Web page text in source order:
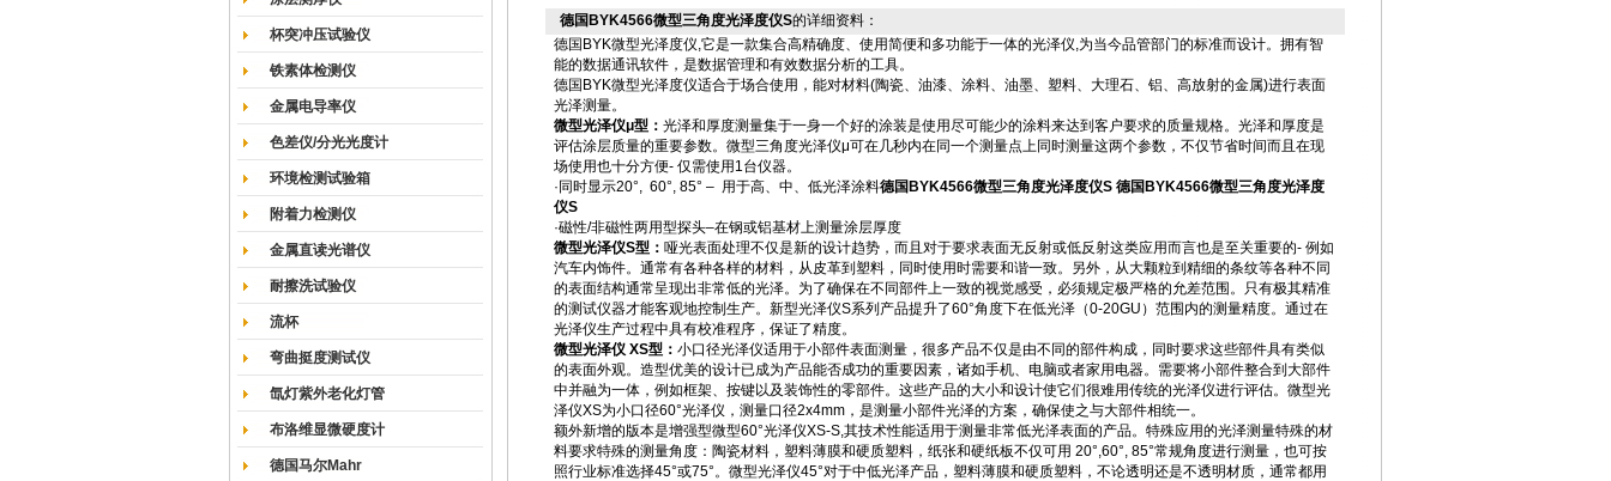
杯突冲压试验仪
铁素体检测仪
金属电导率仪
色差仪/分光光度计
环境检测试验箱
附着力检测仪
金属直读光谱仪
耐擦洗试验仪
流杯
弯曲挺度测试仪
氙灯紫外老化灯管
布洛维显微硬度计
德国马尔Mahr
德国BYK4566微型三角度光泽度仪S的详细资料：
德国BYK微型光泽度仪,它是一款集合高精确度、使用简便和多功能于一体的光泽仪,为当今品管部门的标准而设计。拥有智
能的数据通讯软件，是数据管理和有效数据分析的工具。
德国BYK微型光泽度仪适合于场合使用，能对材料(陶瓷、油漆、涂料、油墨、塑料、大理石、铝、高放射的金属)进行表面
光泽测量。
微型光泽仪μ型： 光泽和厚度测量集于一身一个好的涂装是使用尽可能少的涂料来达到客户要求的质量规格。光泽和厚度是
评估涂层质量的重要参数。微型三角度光泽仪μ可在几秒内在同一个测量点上同时测量这两个参数，不仅节省时间而且在现
场使用也十分方便- 仅需使用1台仪器。
·同时显示20°, 60°, 85° – 用于高、中、低光泽涂料德国BYK4566微型三角度光泽度仪S 德国BYK4566微型三角度光泽度
仪S
·磁性/非磁性两用型探头–在钢或铝基材上测量涂层厚度
微型光泽仪S型： 哑光表面处理不仅是新的设计趋势，而且对于要求表面无反射或低反射这类应用而言也是至关重要的- 例如
汽车内饰件。通常有各种各样的材料，从皮革到塑料，同时使用时需要和谐一致。另外，从大颗粒到精细的条纹等各种不同
的表面结构通常呈现出非常低的光泽。为了确保在不同部件上一致的视觉感受，必须规定极严格的允差范围。只有极其精准
的测试仪器才能客观地控制生产。新型光泽仪S系列产品提升了60°角度下在低光泽（0-20GU）范围内的测量精度。通过在
光泽仪生产过程中具有校准程序，保证了精度。
微型光泽仪 XS型： 小口径光泽仪适用于小部件表面测量，很多产品不仅是由不同的部件构成，同时要求这些部件具有类似
的表面外观。造型优美的设计已成为产品能否成功的重要因素，诸如手机、电脑或者家用电器。需要将小部件整合到大部件
中并融为一体，例如框架、按键以及装饰性的零部件。这些产品的大小和设计使它们很难用传统的光泽仪进行评估。微型光
泽仪XS为小口径60°光泽仪，测量口径2x4mm，是测量小部件光泽的方案，确保使之与大部件相统一。
额外新增的版本是增强型微型60°光泽仪XS-S,其技术性能适用于测量非常低光泽表面的产品。特殊应用的光泽测量特殊的材
料要求特殊的测量角度：陶瓷材料，塑料薄膜和硬质塑料，纸张和硬纸板不仅可用 20°,60°, 85°常规角度进行测量，也可按
照行业标准选择45°或75°。微型光泽仪45°对于中低光泽产品，塑料薄膜和硬质塑料，不论透明还是不透明材质，通常都用